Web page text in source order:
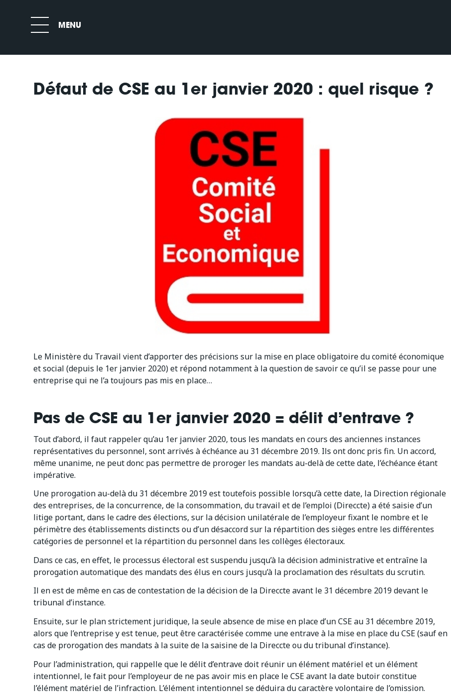
Défaut de CSE au 1er janvier 2020 : quel risque ?
Le Ministère du Travail vient d’apporter des précisions sur la mise en place obligatoire du comité économique
et social (depuis le 1er janvier 2020) et répond notamment à la question de savoir ce qu’il se passe pour une
entreprise qui ne l’a toujours pas mis en place…
Pas de CSE au 1er janvier 2020 = délit d’entrave ?
Tout d’abord, il faut rappeler qu’au 1er janvier 2020, tous les mandats en cours des anciennes instances
représentatives du personnel, sont arrivés à échéance au 31 décembre 2019. Ils ont donc pris fin. Un accord,
même unanime, ne peut donc pas permettre de proroger les mandats au-delà de cette date, l’échéance étant
impérative.
Une prorogation au-delà du 31 décembre 2019 est toutefois possible lorsqu’à cette date, la Direction régionale
des entreprises, de la concurrence, de la consommation, du travail et de l’emploi (Direccte) a été saisie d’un
litige portant, dans le cadre des élections, sur la décision unilatérale de l’employeur fixant le nombre et le
périmètre des établissements distincts ou d’un désaccord sur la répartition des sièges entre les différentes
catégories de personnel et la répartition du personnel dans les collèges électoraux.
Dans ce cas, en effet, le processus électoral est suspendu jusqu’à la décision administrative et entraîne la
prorogation automatique des mandats des élus en cours jusqu’à la proclamation des résultats du scrutin.
Il en est de même en cas de contestation de la décision de la Direccte avant le 31 décembre 2019 devant le
tribunal d’instance.
Ensuite, sur le plan strictement juridique, la seule absence de mise en place d’un CSE au 31 décembre 2019,
alors que l’entreprise y est tenue, peut être caractérisée comme une entrave à la mise en place du CSE (sauf en
cas de prorogation des mandats à la suite de la saisine de la Direccte ou du tribunal d’instance).
Pour l’administration, qui rappelle que le délit d’entrave doit réunir un élément matériel et un élément
intentionnel, le fait pour l’employeur de ne pas avoir mis en place le CSE avant la date butoir constitue
l’élément matériel de l’infraction. L’élément intentionnel se déduira du caractère volontaire de l’omission.